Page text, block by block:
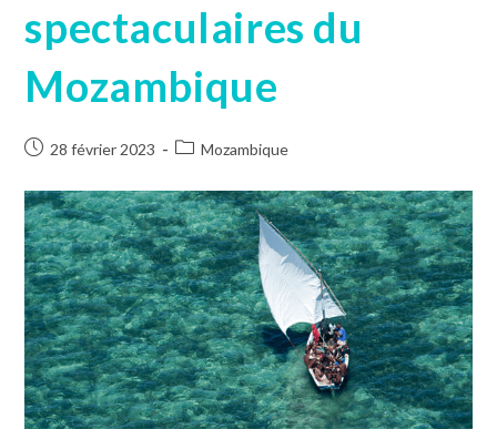
spectaculaires du
Mozambique
28 février 2023 Mozambique